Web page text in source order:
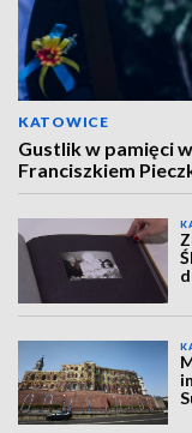
KATOWICE
Gustlik w pamięci
Franciszkiem